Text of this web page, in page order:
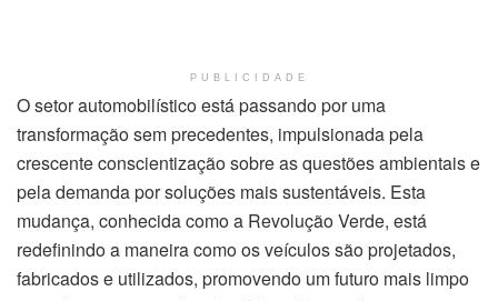
PUBLICIDADE
O setor automobilístico está passando por uma
transformação sem precedentes, impulsionada pela
crescente conscientização sobre as questões ambientais e
pela demanda por soluções mais sustentáveis. Esta
mudança, conhecida como a Revolução Verde, está
redefinindo a maneira como os veículos são projetados,
fabricados e utilizados, promovendo um futuro mais limpo